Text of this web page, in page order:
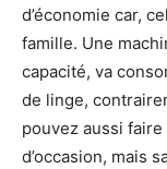
d’économie car,
famille. Une
capacité, va
de linge,
pouvez aussi
d’occasion, mais